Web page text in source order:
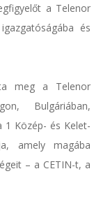
a Telenor
és
meg a Telenor
Bulgáriában,
1 Közép- és Kelet-
amely magába
– a CETIN-t, a